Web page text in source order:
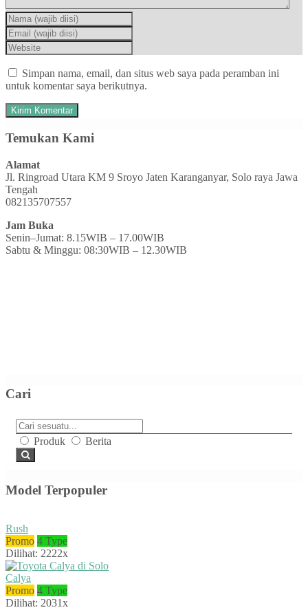
Simpan nama, email, dan situs web saya pada peramban ini
untuk komentar saya berikutnya.
Temukan Kami
Alamat
Jl. Ringroad Utara KM 9 Sroyo Jaten Karanganyar, Solo raya Jawa
Tengah
082135707557
Jam Buka
Senin–Jumat: 8.15WIB – 17.00WIB
Sabtu & Minggu: 08:30WIB – 12.30WIB
Cari
Produk Berita
Model Terpopuler
Rush
Promo 4 Type
Dilihat: 2222x
Calya
Promo 4 Type
Dilihat: 2031x